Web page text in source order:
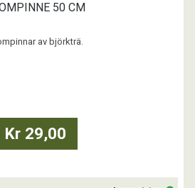
50 CM
av björkträ.
Kr 29,00